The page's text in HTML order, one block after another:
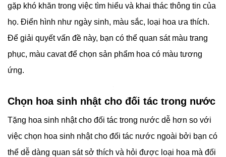
gặp khó khăn trong việc tìm hiểu và khai thác thông tin của
họ. Điển hình như ngày sinh, màu sắc, loại hoa ưa thích.
Để giải quyết vấn đề này, bạn có thể quan sát màu trang
phục, màu cavat để chọn sản phẩm hoa có màu tương
ứng.
Chọn hoa sinh nhật cho đối tác trong nước
Tặng hoa sinh nhật cho đối tác trong nước dễ hơn so với
việc chọn hoa sinh nhật cho đối tác nước ngoài bởi bạn có
thể dễ dàng quan sát sở thích và hỏi được loại hoa mà đối